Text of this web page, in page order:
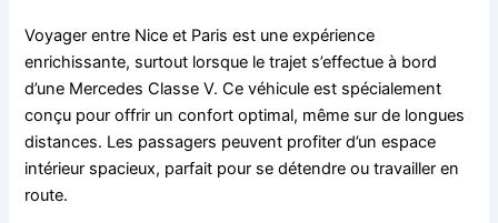
Voyager entre Nice et Paris est une expérience
enrichissante, surtout lorsque le trajet s’effectue à bord
d’une Mercedes Classe V. Ce véhicule est spécialement
conçu pour offrir un confort optimal, même sur de longues
distances. Les passagers peuvent profiter d’un espace
intérieur spacieux, parfait pour se détendre ou travailler en
route.